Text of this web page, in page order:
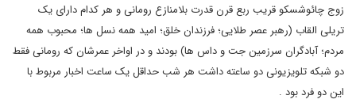
زوج چائوشسکو قریب ربع قرن قدرت بلامنازع رومانی و هر کدام دارای یک
تریلی القاب (رهبر عصر طلایی؛ فرزندان خلق؛ امید همه نسل ها؛ محبوب همه
مردم؛ آبادگران سرزمین جت و داس ها) بودند و در اواخر عمرشان که رومانی فقط
دو شبکه تلویزیونی دو ساعته داشت هر شب حداقل یک ساعت اخبار مربوط با
این دو فرد بود .